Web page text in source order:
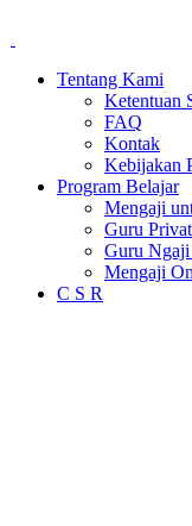
Tentang Kami
Ketentuan
FAQ
Kontak
Kebijakan
Program Belajar
Mengaji
Guru
Guru
Mengaji
C S R